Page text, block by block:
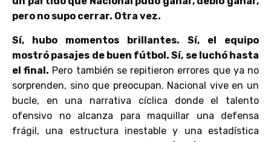
pero no supo cerrar. Otra vez.
Sí, hubo momentos brillantes. Sí, el equipo
mostró pasajes de buen fútbol. Sí, se luchó hasta
el final. Pero también se repitieron errores que ya no
sorprenden, sino que preocupan. Nacional vive en un
bucle, en una narrativa cíclica donde el talento
ofensivo no alcanza para maquillar una defensa
frágil, una estructura inestable y una estadística